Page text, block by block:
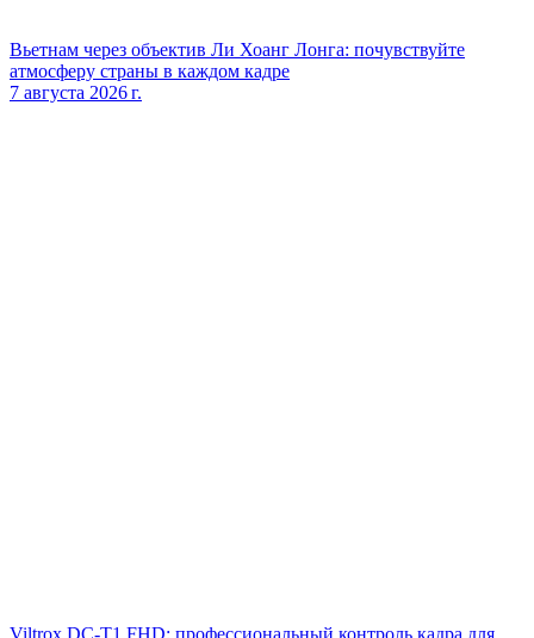
Вьетнам через объектив Ли Хоанг Лонга: почувствуйте
атмосферу страны в каждом кадре
7 августа 2026 г.